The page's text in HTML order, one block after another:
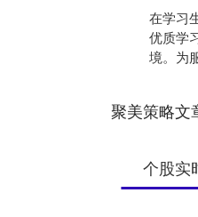
在学习
优质学
境。为
聚美策略文
个股实